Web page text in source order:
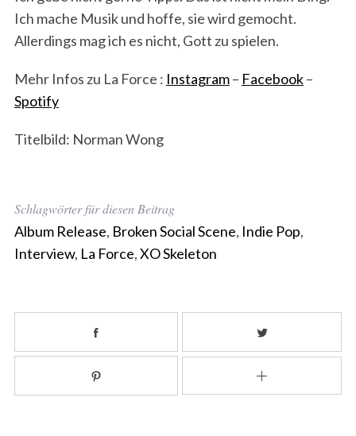
Ich mache Musik und hoffe, sie wird gemocht.
Allerdings mag ich es nicht, Gott zu spielen.
Mehr Infos zu La Force : Instagram– Facebook–
Spotify
Titelbild: Norman Wong
Schlagwörter für diesen Beitrag
Album Release, Broken Social Scene, Indie Pop,
Interview, La Force,XO Skeleton